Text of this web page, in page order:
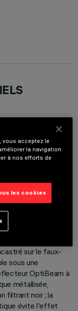
éléments
Corps en
sur le faux-
sous une
OptiBeam à
métallisée,
filtrant noir ; la
évite l'effet
vous acceptez le
la navigation
à nos efforts de
les cookies